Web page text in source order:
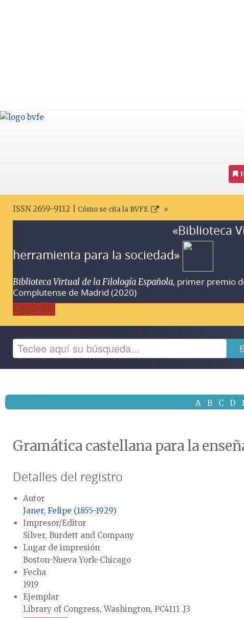
ISSN 2659-9112 | Cómo se cita la BVFE
«Biblioteca
herramienta para la sociedad»
Biblioteca Virtual de la Filología Española, primer premio
Complutense de Madrid (2020)
Toggle Bar
A B C D
Gramática castellana para la
Detalles del registro
Autor
Janer, Felipe (1855-1929)
Impresor/Editor
Silver, Burdett and Company
Lugar de impresión
Boston-Nueva York-Chicago
Fecha
1919
Ejemplar
Library of Congress, Washington, PC4111 .J3